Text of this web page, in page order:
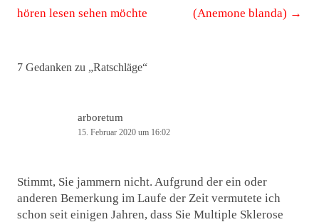
Navigation
hören lesen sehen möchte
(Anemone blanda) →
7 Gedanken zu „Ratschläge“
arboretum
15. Februar 2020 um 16:02
Stimmt, Sie jammern nicht. Aufgrund der ein oder
anderen Bemerkung im Laufe der Zeit vermutete ich
schon seit einigen Jahren, dass Sie Multiple Sklerose